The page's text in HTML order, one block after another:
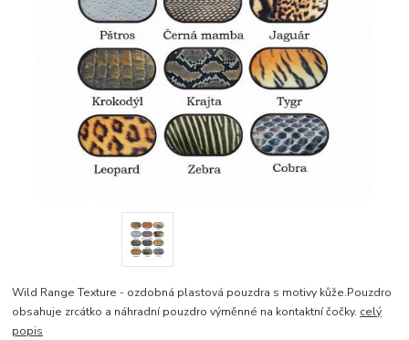
Wild Range Texture - ozdobná plastová pouzdra s motivy kůže.Pouzdro
obsahuje zrcátko a náhradní pouzdro výměnné na kontaktní čočky. celý
popis